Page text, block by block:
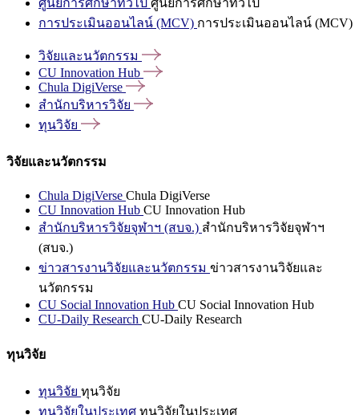
การประเมินออนไลน์ (MCV) การประเมินออนไลน์ (MCV)
วิจัยและนวัตกรรม
CU Innovation Hub
Chula DigiVerse
สำนักบริหารวิจัย
ทุนวิจัย
วิจัยและนวัตกรรม
Chula DigiVerse Chula DigiVerse
CU Innovation Hub CU Innovation Hub
สำนักบริหารวิจัยจุฬาฯ (สบจ.) สำนักบริหารวิจัยจุฬาฯ
(สบจ.)
ข่าวสารงานวิจัยและนวัตกรรม ข่าวสารงานวิจัยและ
นวัตกรรม
CU Social Innovation Hub CU Social Innovation Hub
CU-Daily Research CU-Daily Research
ทุนวิจัย
ทุนวิจัย ทุนวิจัย
ทุนวิจัยในประเทศ ทุนวิจัยในประเทศ